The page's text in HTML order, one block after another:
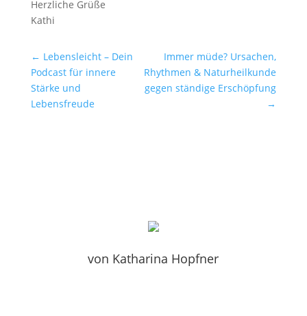
Herzliche Grüße
Kathi
← Lebensleicht – Dein
Podcast für innere
Stärke und
Lebensfreude
Immer müde? Ursachen,
Rhythmen & Naturheilkunde
gegen ständige Erschöpfung
→
von Katharina Hopfner